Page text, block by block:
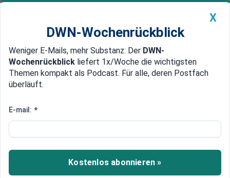
Newsticker MEIN DWN: Geldanlage Premium
Edelmetalle DWN-Magazin China
Eurozone: Geplante
Machbare
Während die Staaten der Eurozone dieses Jahr
X
DWN-Wochenrückblick
Weniger E-Mails, mehr Substanz: Der DWN-
Wochenrückblick liefert 1x/Woche die wichtigsten
Themen kompakt als Podcast. Für alle, deren Postfach
überläuft.
E-mail: *
Kostenlos abonnieren »